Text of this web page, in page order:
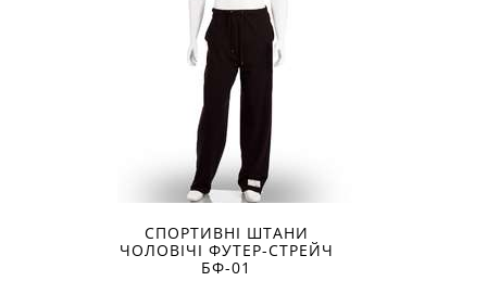
СПОРТИВНІ ШТАНИ
ЧОЛОВІЧІ ФУТЕР-СТРЕЙЧ
БФ-01